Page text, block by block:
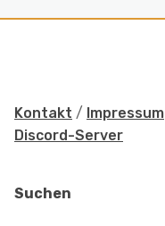
Kontakt / Impressum
Discord-Server
Suchen